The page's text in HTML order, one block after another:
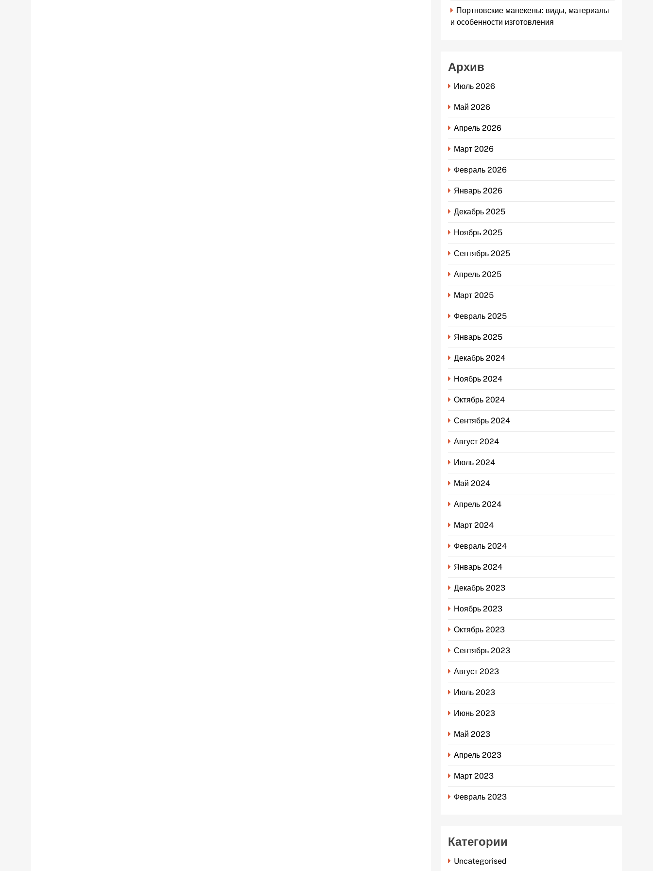
Портновские манекены: виды, материалы
и особенности изготовления
Архив
Июль 2026
Май 2026
Апрель 2026
Март 2026
Февраль 2026
Январь 2026
Декабрь 2025
Ноябрь 2025
Сентябрь 2025
Апрель 2025
Март 2025
Февраль 2025
Январь 2025
Декабрь 2024
Ноябрь 2024
Октябрь 2024
Сентябрь 2024
Август 2024
Июль 2024
Май 2024
Апрель 2024
Март 2024
Февраль 2024
Январь 2024
Декабрь 2023
Ноябрь 2023
Октябрь 2023
Сентябрь 2023
Август 2023
Июль 2023
Июнь 2023
Май 2023
Апрель 2023
Март 2023
Февраль 2023
Категории
Uncategorised